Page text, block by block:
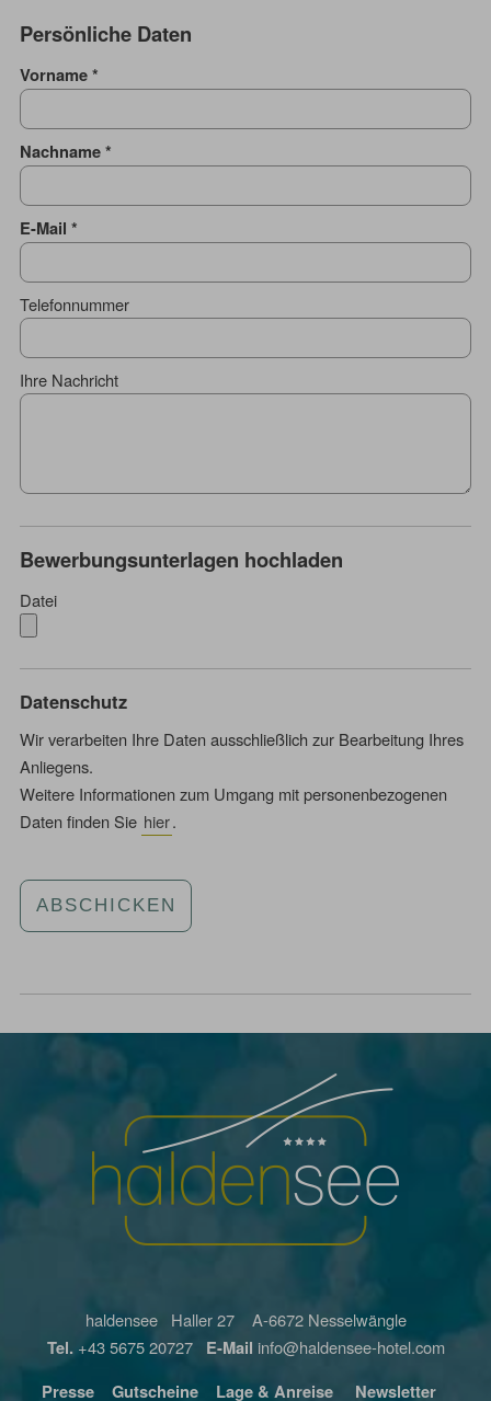
Persönliche Daten
Vorname
Nachname
E-Mail
Telefonnummer
Ihre Nachricht
Bewerbungsunterlagen hochladen
Datei
Datenschutz
Wir verarbeiten Ihre Daten ausschließlich zur Bearbeitung Ihres
Anliegens.
Weitere Informationen zum Umgang mit personenbezogenen
Daten finden Sie hier.
ABSCHICKEN
haldensee Haller 27 A-6672 Nesselwängle
Tel. +43 5675 20727 E-Mail info@haldensee-hotel.com
Presse Gutscheine Lage & Anreise Newsletter